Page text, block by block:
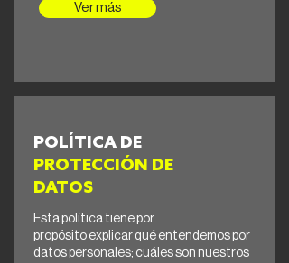
Ver más
POLÍTICA DE
PROTECCIÓN DE
DATOS
Esta política tiene por
propósito explicar qué entendemos por
datos personales; cuáles son nuestros